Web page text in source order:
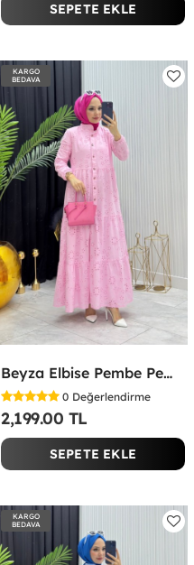
SEPETE EKLE
KARGO
BEDAVA
Beyza Elbise Pembe Pembe
0 Değerlendirme
2,199.00 TL
SEPETE EKLE
KARGO
BEDAVA